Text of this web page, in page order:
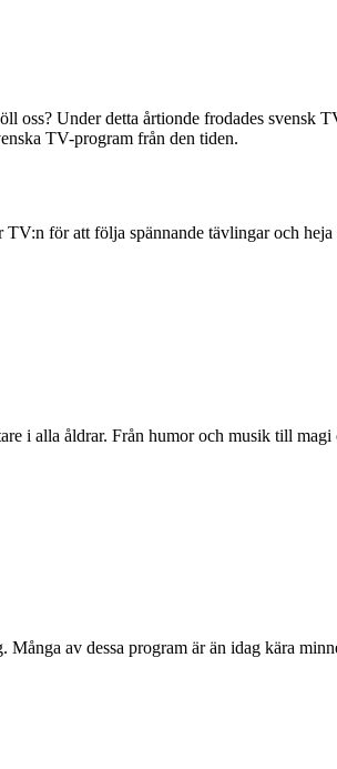
oss? Under detta årtionde frodades
TV-program från den tiden.
för att följa spännande tävlingar och
i alla åldrar. Från humor och musik till
av dessa program är än idag kära